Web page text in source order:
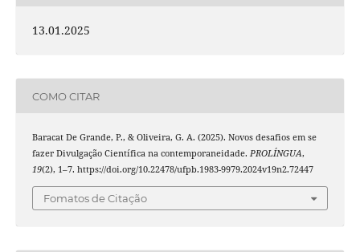
13.01.2025
COMO CITAR
Baracat De Grande, P., & Oliveira, G. A. (2025). Novos desafios em se
fazer Divulgação Científica na contemporaneidade. PROLÍNGUA,
19(2), 1–7. https://doi.org/10.22478/ufpb.1983-9979.2024v19n2.72447
Fomatos de Citação